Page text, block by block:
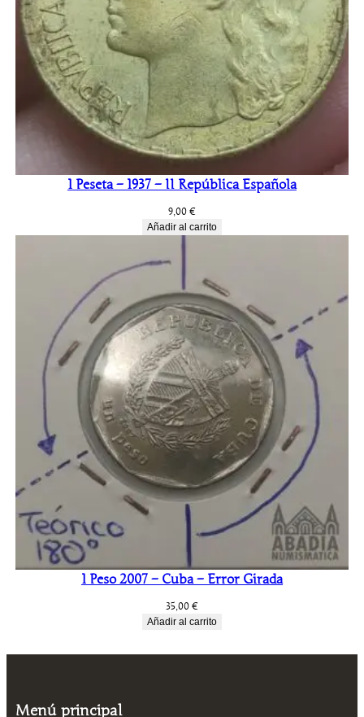
1 Peseta – 1937 – II República Española
9,00 €
Añadir al carrito
1 Peso 2007 – Cuba – Error Girada
35,00 €
Añadir al carrito
Menú principal